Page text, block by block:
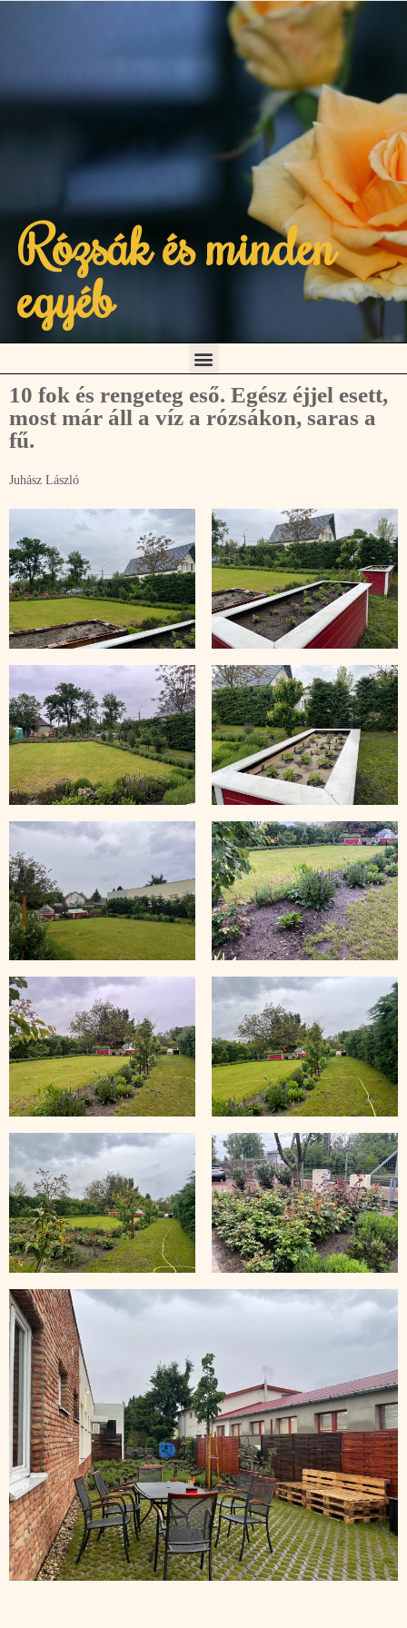
Rózsák és minden
egyéb
10 fok és rengeteg eső. Egész éjjel esett,
most már áll a víz a rózsákon, saras a
fű.
Juhász László